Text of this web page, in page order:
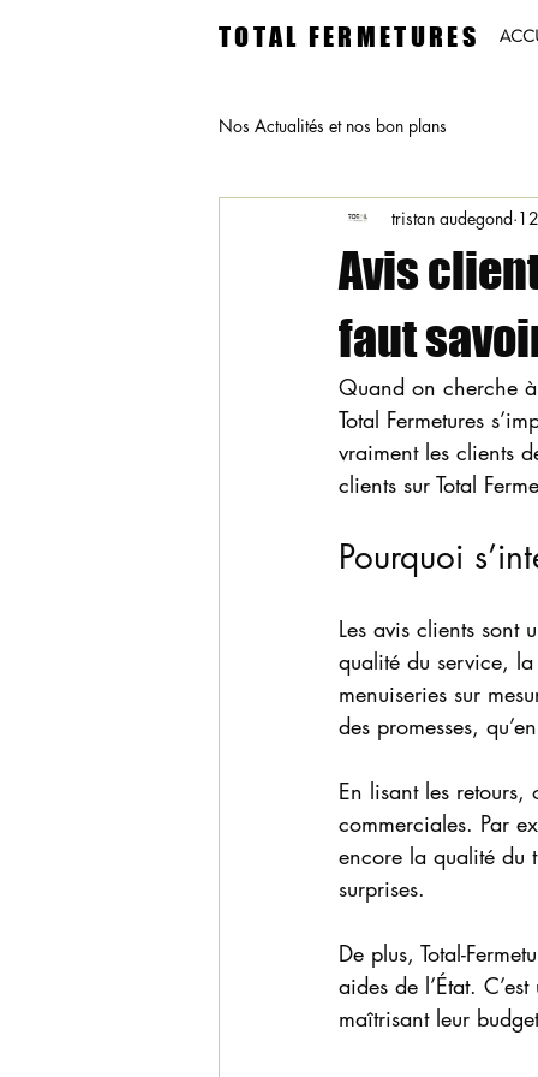
TOTAL FERMETURES
Nos Actualités et nos bon plans
Avis
faut
tristan audegond
Quand on cherche
Total Fermetures
vraiment les clients
clients sur Total
Pourquoi
Les avis clients sont
qualité du service,
menuiseries sur
des promesses,
En lisant les
commerciales. Par
encore la qualité du
surprises.
De plus, Total-
aides de l’État.
maîtrisant leur